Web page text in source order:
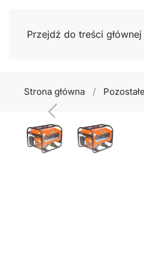
Przejdź do treści głównej
Strona główna Pozostałe